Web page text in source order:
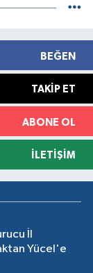
BEĞEN
TAKIP ET
ABONE OL
İLETIŞIM
İl
Yücel'e